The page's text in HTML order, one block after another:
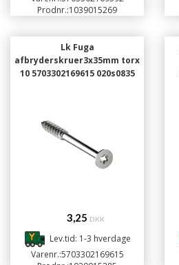
Prodnr.:1039015269
Lk Fuga
afbryderskruer3x35mm torx
10 5703302169615 020s0835
3,25 DKK
Lev.tid: 1-3 hverdage
Varenr.:5703302169615